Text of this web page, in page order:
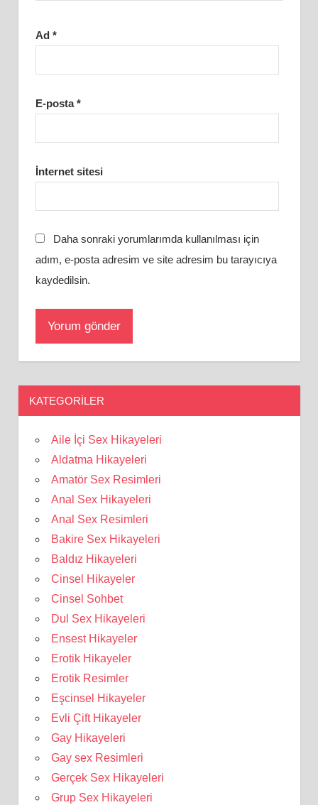
Ad *
E-posta*
İnternet sitesi
Daha sonraki yorumlarımda kullanılması için
adım, e-posta adresim ve site adresim bu tarayıcıya
kaydedilsin.
KATEGORILER
Aile İçi Sex Hikayeleri
Aldatma Hikayeleri
Amatör Sex Resimleri
Anal Sex Hikayeleri
Anal Sex Resimleri
Bakire Sex Hikayeleri
Baldız Hikayeleri
Cinsel Hikayeler
Cinsel Sohbet
Dul Sex Hikayeleri
Ensest Hikayeler
Erotik Hikayeler
Erotik Resimler
Eşcinsel Hikayeler
Evli Çift Hikayeler
Gay Hikayeleri
Gay sex Resimleri
Gerçek Sex Hikayeleri
Grup Sex Hikayeleri